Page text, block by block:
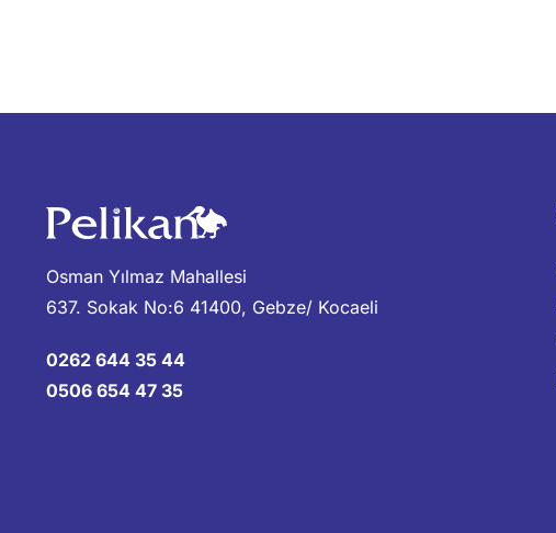
Osman Yılmaz Mahallesi
637. Sokak No:6 41400, Gebze/ Kocaeli
0262 644 35 44
0506 654 47 35